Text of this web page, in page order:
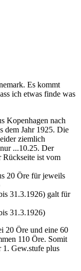
Es kommt
ich etwas finde was
Kopenhagen nach
dem Jahr 1925. Die
ziemlich
...10.25. Der
Rückseite ist vom
20 Öre für jeweils
31.3.1926) galt für
31.3.1926)
20 Öre und eine 60
110 Öre. Somit
1. Gew.stufe plus